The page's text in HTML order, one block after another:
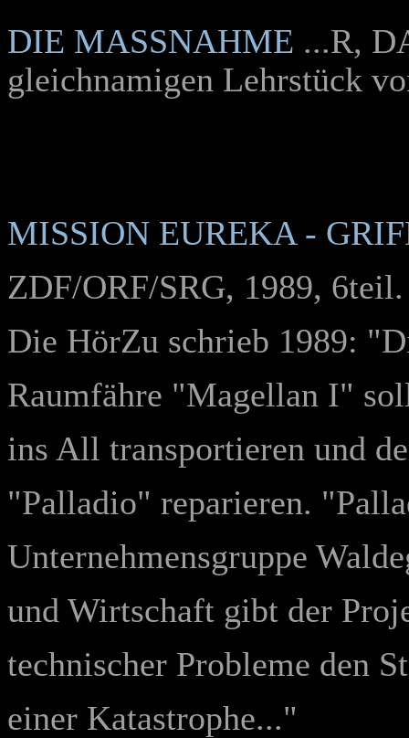
DIE MASSNAHME
...R,
gleichnamigen Lehrstück
MISSION EUREKA -
ZDF/ORF/SRG, 1989,
Die HörZu schrieb 1989:
Raumfähre "Magellan I"
ins All transportieren und
"Palladio" reparieren.
Unternehmensgruppe
und Wirtschaft gibt der
technischer Probleme den
einer Katastrophe..."